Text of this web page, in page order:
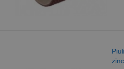
Piulita hexagonala DIN 934,